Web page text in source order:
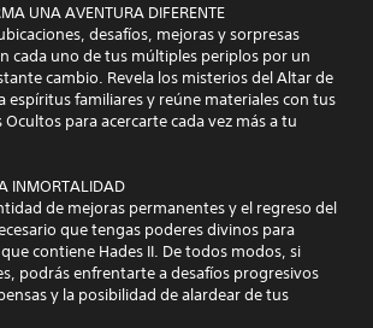
UNA AVENTURA DIFERENTE
desafíos, mejoras y sorpresas
cada uno de tus múltiples periplos por un
cambio. Revela los misterios del Altar de
espíritus familiares y reúne materiales con tus
para acercarte cada vez más a tu
INMORTALIDAD
de mejoras permanentes y el regreso del
que tengas poderes divinos para
contiene Hades II. De todos modos, si
podrás enfrentarte a desafíos progresivos
y la posibilidad de alardear de tus